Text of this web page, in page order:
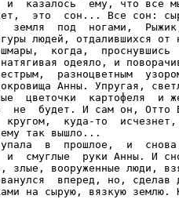
и  казалось  ему, что все
это  сон... Все сон:
земля  под  ногами,
людей, отдалившихся
когда,
одеяло, и
разноцветным
Анны. Упругая,
цветочки  картофеля  и
не  будет. И сам он, Отто
куда-то
так вышло...
в  прошлое,  и
смуглые  руки Анны. И
злые, вооруженные люди,
вперед, но, сделав
на сырую, вязкую землю.